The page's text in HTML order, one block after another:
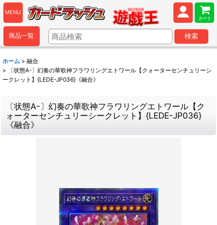
MENU
カート
商品一覧 検索
ホーム > 融合
>
〔状態A-〕幻奏の華歌神フラワリングエトワール【クォーターセンチュリーシ
ークレット】{LEDE-JP036}《融合》
〔状態A-〕幻奏の華歌神フラワリングエトワール【ク
ォーターセンチュリーシークレット】{LEDE-JP036}
《融合》